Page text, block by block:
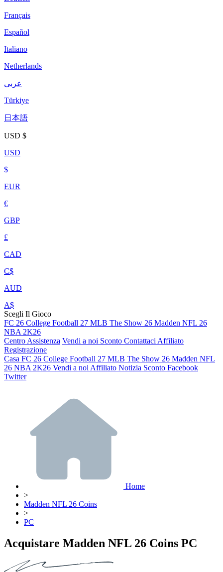
Français
Español
Italiano
Netherlands
عربى
Türkiye
日本語
USD $
USD
$
EUR
€
GBP
£
CAD
C$
AUD
A$
Scegli Il Gioco
FC 26 College Football 27 MLB The Show 26 Madden NFL 26
NBA 2K26
Centro Assistenza Vendi a noi Sconto Contattaci Affiliato
Registrazione
Casa FC 26 College Football 27 MLB The Show 26 Madden NFL
26 NBA 2K26 Vendi a noi Affiliato Notizia Sconto Facebook
Twitter
Home
>
Madden NFL 26 Coins
>
PC
Acquistare Madden NFL 26 Coins PC